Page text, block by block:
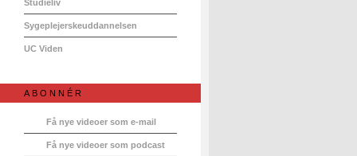
Studieliv
Sygeplejerskeuddannelsen
UC Viden
ABONNÉR
Få nye videoer som e-mail
Få nye videoer som podcast